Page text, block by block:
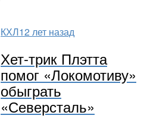
КХЛ12 лет назад
Хет-трик Плэтта
помог «Локомотиву»
обыграть
«Северсталь»